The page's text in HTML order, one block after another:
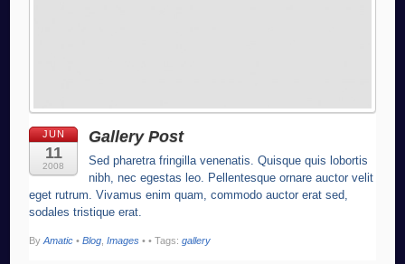
JUN
11
2008
Gallery Post
Sed pharetra fringilla venenatis. Quisque quis lobortis
nibh, nec egestas leo. Pellentesque ornare auctor velit
eget rutrum. Vivamus enim quam, commodo auctor erat sed,
sodales tristique erat.
ByAmatic • Blog ,Images • • Tags:gallery